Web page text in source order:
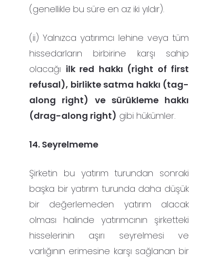
(genellikle bu süre en az iki yıldır).
(ii) Yalnızca yatırımcı lehine veya tüm
hissedarların birbirine karşı sahip
olacağı ilk red hakkı (right of first
refusal), birlikte satma hakkı (tag-
along right) ve sürükleme hakkı
(drag-along right) gibi hükümler.
14. Seyrelmeme
Şirketin bu yatırım turundan sonraki
başka bir yatırım turunda daha düşük
bir değerlemeden yatırım alacak
olması halinde yatırımcının şirketteki
hisselerinin aşırı seyrelmesi ve
varlığının erimesine karşı sağlanan bir